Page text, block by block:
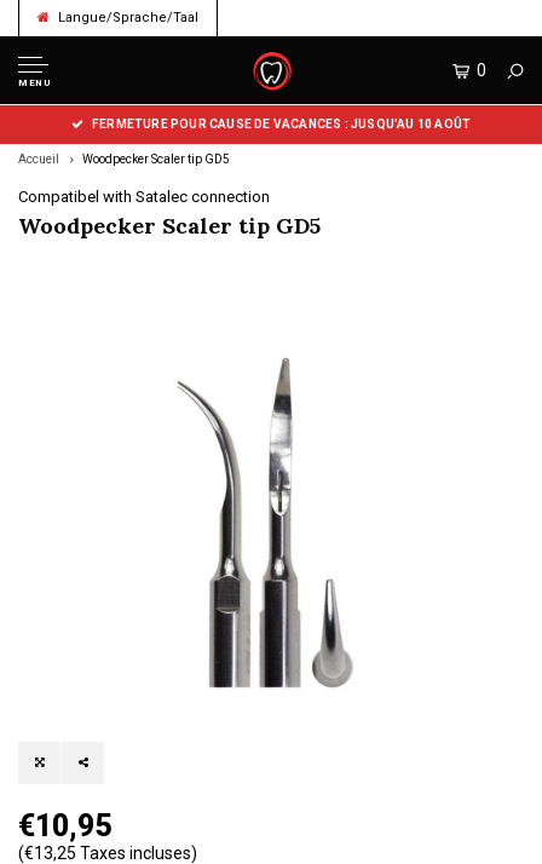
Langue/Sprache/Taal
MENU
0
FERMETURE POUR CAUSE DE VACANCES : JUSQU’AU 10 AOÛT
Accueil Woodpecker Scaler tip GD5
Compatibel with Satalec connection
Woodpecker Scaler tip GD5
€10,95
(€13,25 Taxes incluses)